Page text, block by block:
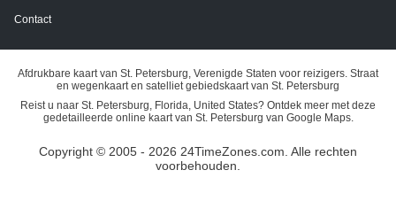
Contact
Afdrukbare kaart van St. Petersburg, Verenigde Staten voor reizigers. Straat
en wegenkaart en satelliet gebiedskaart van St. Petersburg
Reist u naar St. Petersburg, Florida, United States? Ontdek meer met deze
gedetailleerde online kaart van St. Petersburg van Google Maps.
Copyright © 2005 - 2026 24TimeZones.com. Alle rechten
voorbehouden.